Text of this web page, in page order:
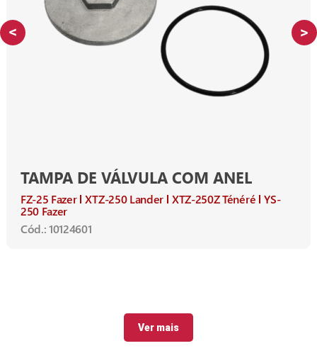
TAMPA DE VÁLVULA COM ANEL
FZ-25 Fazer XTZ-250 Lander XTZ-250Z Ténéré YS-
250 Fazer
Cód.: 10124601
Ver mais